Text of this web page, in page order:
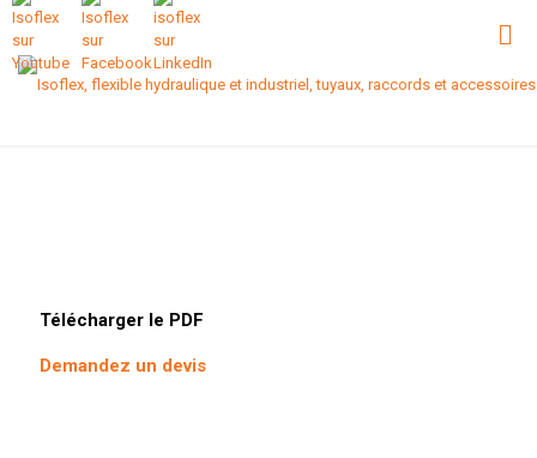
Télécharger le PDF
Demandez un devis